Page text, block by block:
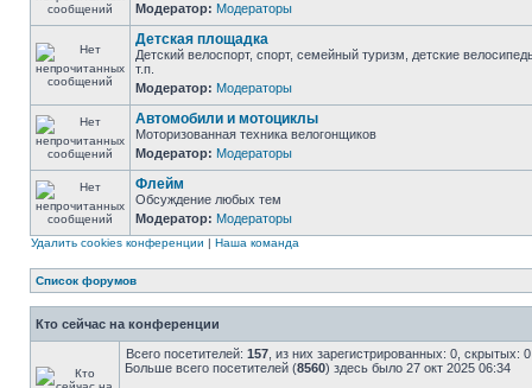
Модератор: Модераторы
Детская площадка
Детский велоспорт, спорт, семейный туризм, детские
т.п.
Модератор: Модераторы
Автомобили и мотоциклы
Моторизованная техника велогонщиков
Модератор: Модераторы
Флейм
Обсуждение любых тем
Модератор: Модераторы
Удалить cookies конференции | Наша команда
Список форумов
Кто сейчас на конференции
Всего посетителей: 157 , из них зарегистрированных: 0, скрытых:
Больше всего посетителей (8560) здесь было 27 окт 2025 06:34